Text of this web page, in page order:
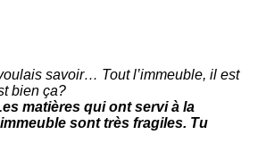
savoir… Tout l’immeuble, il est
bien ça?
matières qui ont servi à la
sont très fragiles. Tu